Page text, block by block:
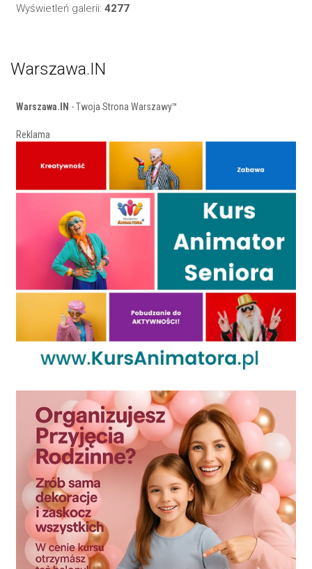
Wyświetleń galerii: 4277
Warszawa.IN
Warszawa.IN - Twoja Strona Warszawy™
Reklama